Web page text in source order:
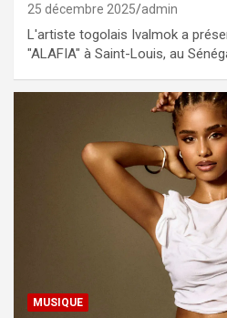
25 décembre 2025 admin
L'artiste togolais Ivalmok a
"ALAFIA" à Saint-Louis, au
MUSIQUE